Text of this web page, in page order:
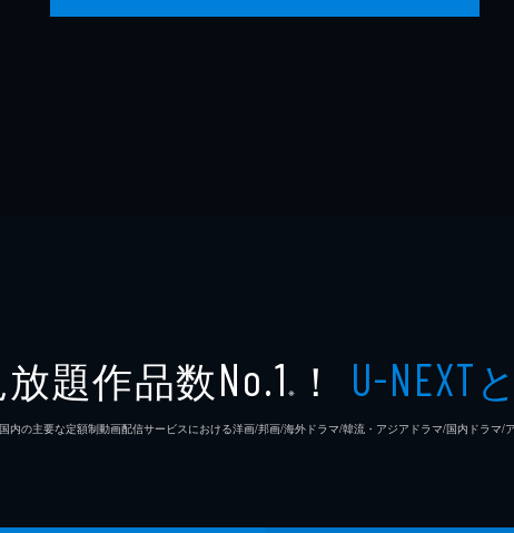
放題作品数No.1 ※ ！ U-NEXT
の主要な定額制動画配信サービスにおける洋画/邦画/海外ドラマ/韓流・アジアドラマ/国内ドラマ/